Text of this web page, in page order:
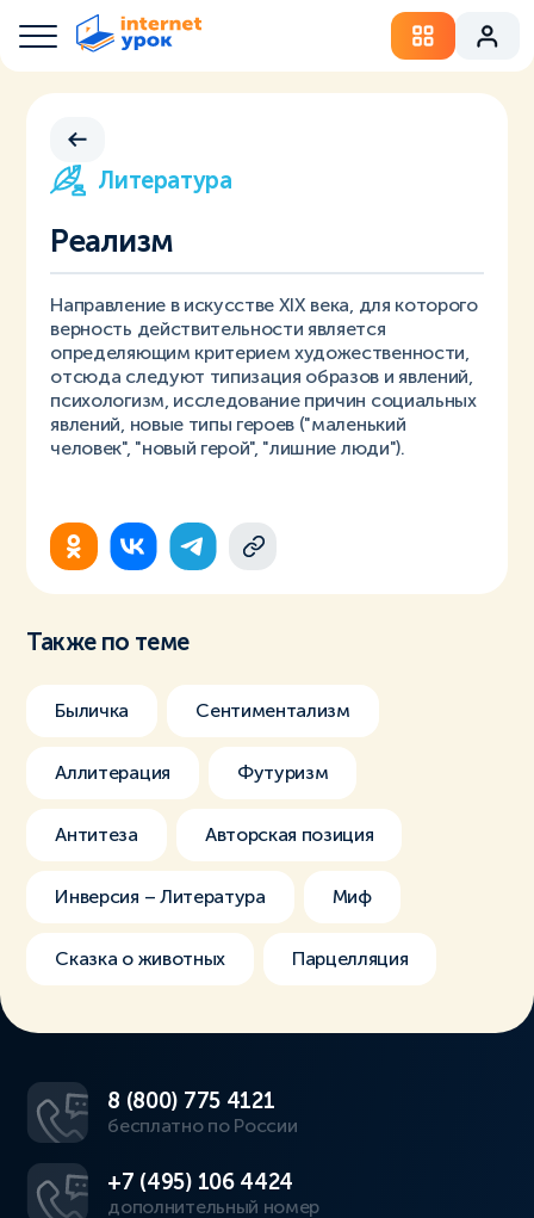
Литература
Реализм
Направление в искусстве XIX века, для которого
верность действительности является
определяющим критерием художественности,
отсюда следуют типизация образов и явлений,
психологизм, исследование причин социальных
явлений, новые типы героев ("маленький
человек", "новый герой", "лишние люди").
Также по теме
Быличка Сентиментализм
Аллитерация Футуризм
Антитеза Авторская позиция
Инверсия – Литература Миф
Сказка о животных Парцелляция
8 (800) 775 4121
бесплатно по России
+7 (495) 106 4424
дополнительный номер